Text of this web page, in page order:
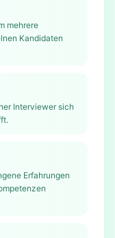
mehrere
Kandidaten
Interviewer sich
Erfahrungen